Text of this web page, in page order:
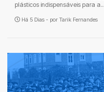
plásticos indispensáveis para a...
Há 5 Dias - por Tarik Fernandes